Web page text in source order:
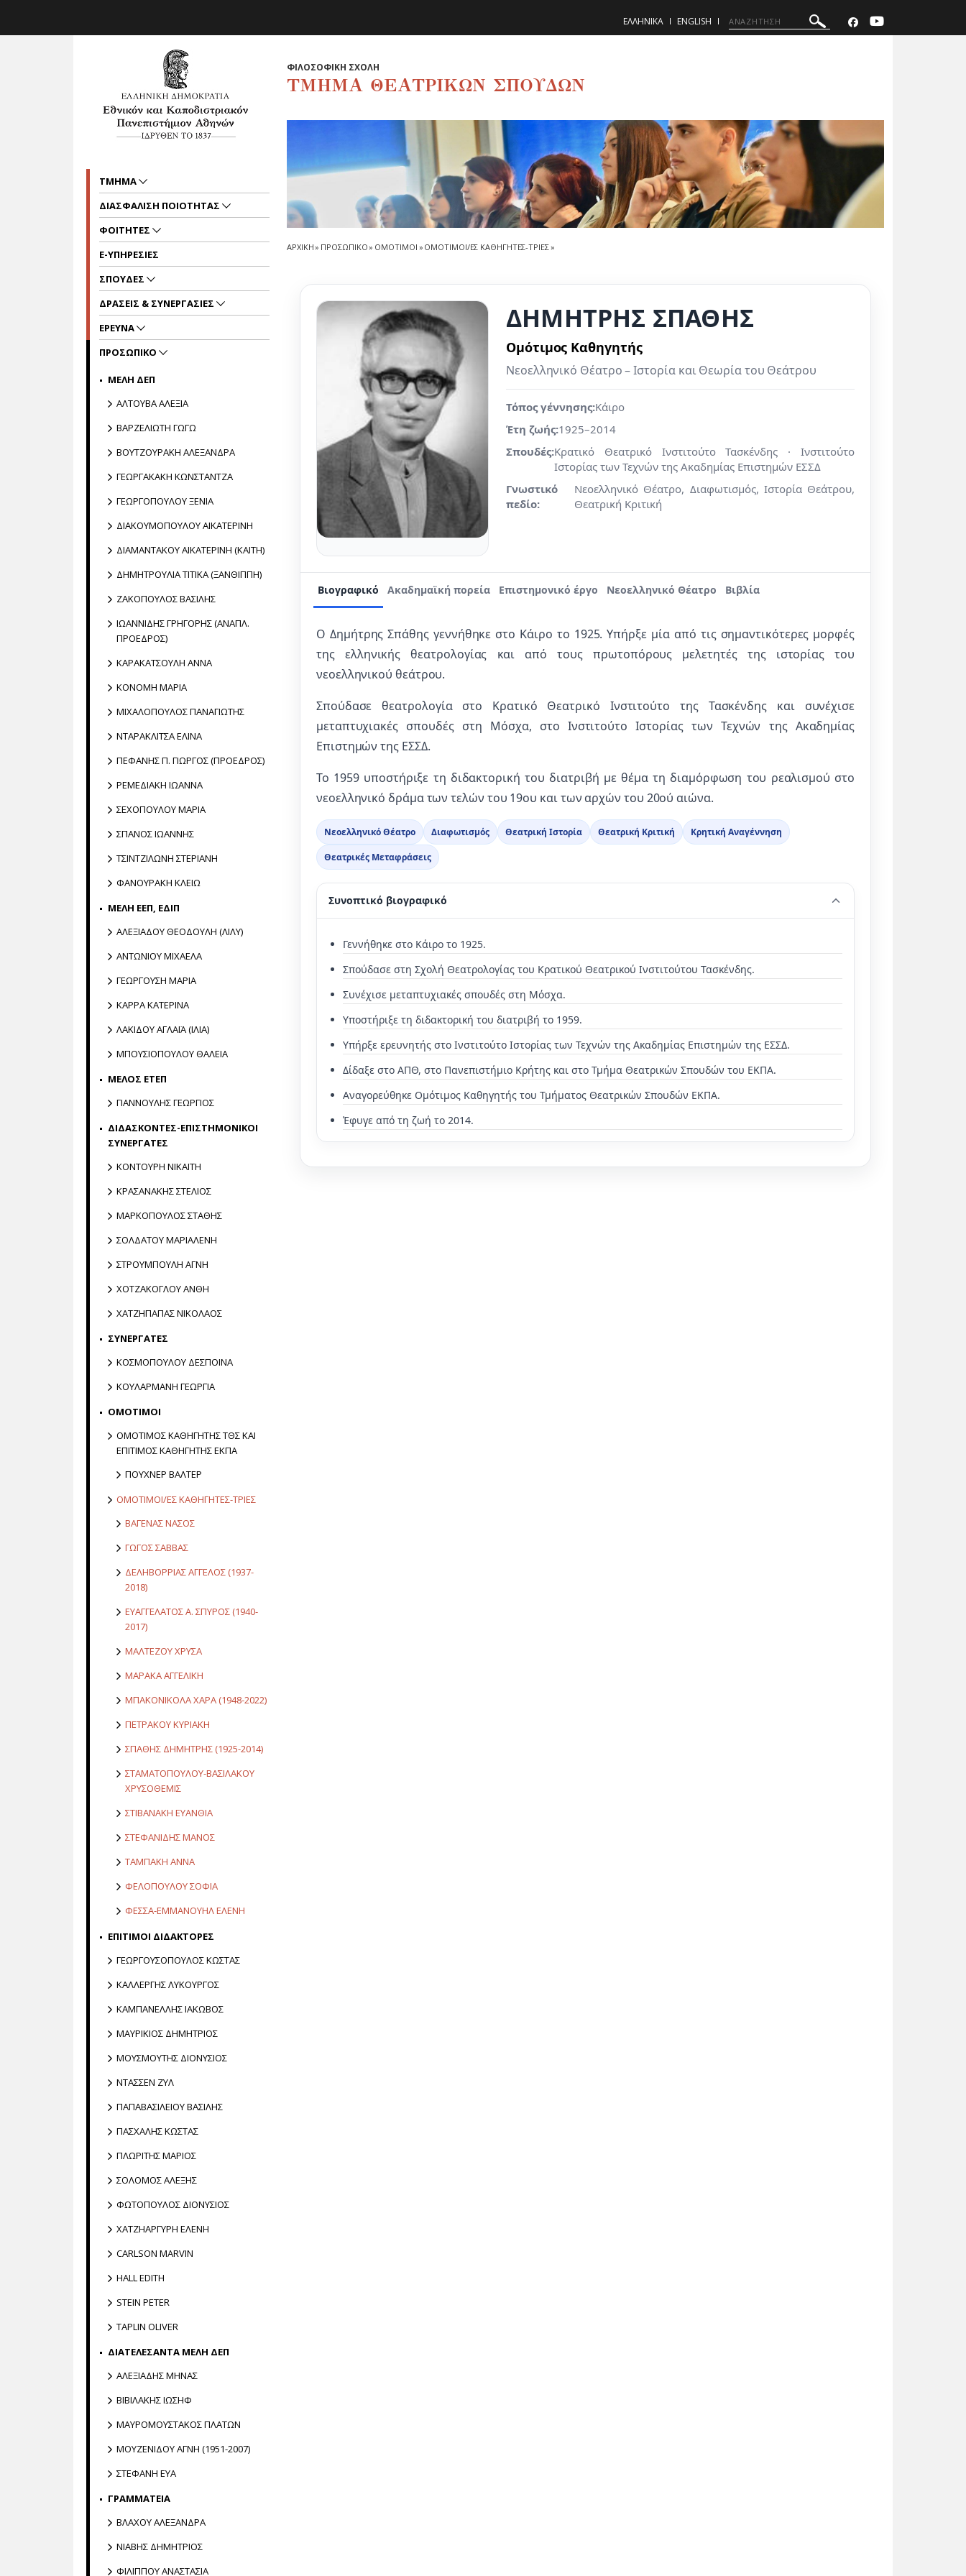
ΕΛΛΗΝΙΚΑ ENGLISH
ΦΙΛΟΣΟΦΙΚΗ ΣΧΟΛΗ
ΤΜΗΜΑ ΘΕΑΤΡΙΚΩΝ ΣΠΟΥΔΩΝ
ΑΡΧΙΚΗ» ΠΡΟΣΩΠΙΚΟ» ΟΜΟΤΙΜΟΙ » ΟΜΟΤΙΜΟΙ/ΕΣ ΚΑΘΗΓΗΤΕΣ-ΤΡΙΕΣ»
ΔΗΜΗΤΡΗΣ ΣΠΑΘΗΣ
Ομότιμος Καθηγητής
Νεοελληνικό Θέατρο – Ιστορία και Θεωρία του Θεάτρου
Τόπος γέννησης:Κάιρο
Έτη ζωής:1925–2014
Σπουδές:Κρατικό Θεατρικό Ινστιτούτο Τασκένδης · Ινστιτούτο
Ιστορίας των Τεχνών της Ακαδημίας Επιστημών ΕΣΣΔ
Γνωστικό
πεδίο:
Νεοελληνικό Θέατρο, Διαφωτισμός, Ιστορία Θεάτρου,
Θεατρική Κριτική
Βιογραφικό Ακαδημαϊκή πορεία Επιστημονικό έργο Νεοελληνικό Θέατρο Βιβλία
Ο Δημήτρης Σπάθης γεννήθηκε στο Κάιρο το 1925. Υπήρξε μία από τις σημαντικότερες μορφές
της ελληνικής θεατρολογίας και από τους πρωτοπόρους μελετητές της ιστορίας του
νεοελληνικού θεάτρου.
Σπούδασε θεατρολογία στο Κρατικό Θεατρικό Ινστιτούτο της Τασκένδης και συνέχισε
μεταπτυχιακές σπουδές στη Μόσχα, στο Ινστιτούτο Ιστορίας των Τεχνών της Ακαδημίας
Επιστημών της ΕΣΣΔ.
Το 1959 υποστήριξε τη διδακτορική του διατριβή με θέμα τη διαμόρφωση του ρεαλισμού στο
νεοελληνικό δράμα των τελών του 19ου και των αρχών του 20ού αιώνα.
Νεοελληνικό Θέατρο Διαφωτισμός Θεατρική Ιστορία Θεατρική Κριτική Κρητική Αναγέννηση
Θεατρικές Μεταφράσεις
Συνοπτικό βιογραφικό
Γεννήθηκε στο Κάιρο το 1925.
Σπούδασε στη Σχολή Θεατρολογίας του Κρατικού Θεατρικού Ινστιτούτου Τασκένδης.
Συνέχισε μεταπτυχιακές σπουδές στη Μόσχα.
Υποστήριξε τη διδακτορική του διατριβή το 1959.
Υπήρξε ερευνητής στο Ινστιτούτο Ιστορίας των Τεχνών της Ακαδημίας Επιστημών της ΕΣΣΔ.
Δίδαξε στο ΑΠΘ, στο Πανεπιστήμιο Κρήτης και στο Τμήμα Θεατρικών Σπουδών του ΕΚΠΑ.
Αναγορεύθηκε Ομότιμος Καθηγητής του Τμήματος Θεατρικών Σπουδών ΕΚΠΑ.
Έφυγε από τη ζωή το 2014.
ΤΜΗΜΑ
ΔΙΑΣΦΑΛΙΣΗ ΠΟΙΟΤΗΤΑΣ
ΦΟΙΤΗΤΕΣ
E-ΥΠΗΡΕΣΙΕΣ
ΣΠΟΥΔΕΣ
ΔΡΑΣΕΙΣ & ΣΥΝΕΡΓΑΣΙΕΣ
ΕΡΕΥΝΑ
ΠΡΟΣΩΠΙΚΟ
MΕΛΗ ΔΕΠ
ΑΛΤΟΥΒΑ ΑΛΕΞΙΑ
ΒΑΡΖΕΛΙΩΤΗ ΓΩΓΩ
ΒΟΥΤΖΟΥΡΑΚΗ ΑΛΕΞΑΝΔΡΑ
ΓΕΩΡΓΑΚΑΚΗ ΚΩΝΣΤΑΝΤΖΑ
ΓΕΩΡΓΟΠΟΥΛΟΥ ΞΕΝΙΑ
ΔΙΑΚΟΥΜΟΠΟΥΛΟΥ ΑΙΚΑΤΕΡΙΝΗ
ΔΙΑΜΑΝΤΑΚΟΥ ΑΙΚΑΤΕΡΙΝΗ (ΚΑΙΤΗ)
ΔΗΜΗΤΡΟΥΛΙΑ ΤΙΤΙΚΑ (ΞΑΝΘΙΠΠΗ)
ΖΑΚΟΠΟΥΛΟΣ ΒΑΣΙΛΗΣ
ΙΩΑΝΝΙΔΗΣ ΓΡΗΓΟΡΗΣ (ΑΝΑΠΛ.
ΠΡΟΕΔΡΟΣ)
ΚΑΡΑΚΑΤΣΟΥΛΗ ΑΝΝΑ
ΚΟΝΟΜΗ ΜΑΡΙΑ
ΜΙΧΑΛΟΠΟΥΛΟΣ ΠΑΝΑΓΙΩΤΗΣ
ΝΤΑΡΑΚΛΙΤΣΑ ΕΛΙΝΑ
ΠΕΦΑΝΗΣ Π. ΓΙΩΡΓΟΣ (ΠΡΟΕΔΡΟΣ)
ΡΕΜΕΔΙΑΚΗ ΙΩΑΝΝΑ
ΣΕΧΟΠΟΥΛΟΥ ΜΑΡΙΑ
ΣΠΑΝΟΣ ΙΩΑΝΝΗΣ
ΤΣΙΝΤΖΙΛΩΝΗ ΣΤΕΡΙΑΝΗ
ΦΑΝΟΥΡΑΚΗ ΚΛΕΙΩ
ΜΕΛΗ ΕΕΠ, ΕΔΙΠ
ΑΛΕΞΙΑΔΟΥ ΘΕΟΔΟΥΛΗ (ΛΙΛΥ)
ΑΝΤΩΝΙΟΥ ΜΙΧΑΕΛΑ
ΓΕΩΡΓΟΥΣΗ ΜΑΡΙΑ
ΚΑΡΡΑ ΚΑΤΕΡΙΝΑ
ΛΑΚΙΔΟΥ ΑΓΛΑΪΑ (ΙΛΙΑ)
ΜΠΟΥΣΙΟΠΟΥΛΟΥ ΘΑΛΕΙΑ
ΜΕΛΟΣ ΕΤΕΠ
ΓΙΑΝΝΟΥΛΗΣ ΓΕΩΡΓΙΟΣ
ΔΙΔΑΣΚΟΝΤΕΣ-ΕΠΙΣΤΗΜΟΝΙΚΟΙ
ΣΥΝΕΡΓΑΤΕΣ
ΚΟΝΤΟΥΡΗ ΝΙΚΑΙΤΗ
ΚΡΑΣΑΝΑΚΗΣ ΣΤΕΛΙΟΣ
ΜΑΡΚΟΠΟΥΛΟΣ ΣΤΑΘΗΣ
ΣΟΛΔΑΤΟΥ ΜΑΡΙΑΛΕΝΗ
ΣΤΡΟΥΜΠΟΥΛΗ ΑΓΝΗ
ΧΟΤΖΑΚΟΓΛΟΥ ΑΝΘΗ
ΧΑΤΖΗΠΑΠΑΣ ΝΙΚΟΛΑΟΣ
ΣΥΝΕΡΓΑΤΕΣ
ΚΟΣΜΟΠΟΥΛΟΥ ΔΕΣΠΟΙΝΑ
ΚΟΥΛΑΡΜΑΝΗ ΓΕΩΡΓΙΑ
ΟΜΟΤΙΜΟΙ
ΟΜΟΤΙΜΟΣ ΚΑΘΗΓΗΤΗΣ ΤΘΣ ΚΑΙ
ΕΠΙΤΙΜΟΣ ΚΑΘΗΓΗΤΗΣ ΕΚΠΑ
ΠΟΥΧΝΕΡ ΒΑΛΤΕΡ
ΟΜΟΤΙΜΟΙ/ΕΣ ΚΑΘΗΓΗΤΕΣ-ΤΡΙΕΣ
ΒΑΓΕΝΑΣ ΝΑΣΟΣ
ΓΩΓΟΣ ΣΑΒΒΑΣ
ΔΕΛΗΒΟΡΡΙΑΣ ΑΓΓΕΛΟΣ (1937-
2018)
ΕΥΑΓΓΕΛΑΤΟΣ Α. ΣΠΥΡΟΣ (1940-
2017)
ΜΑΛΤΕΖΟΥ ΧΡΥΣΑ
ΜΑΡΑΚΑ ΑΓΓΕΛΙΚΗ
ΜΠΑΚΟΝΙΚΟΛΑ ΧΑΡΑ (1948-2022)
ΠΕΤΡΑΚΟΥ ΚΥΡΙΑΚΗ
ΣΠΑΘΗΣ ΔΗΜΗΤΡΗΣ (1925-2014)
ΣΤΑΜΑΤΟΠΟΥΛΟΥ-ΒΑΣΙΛΑΚΟΥ
ΧΡΥΣΟΘΕΜΙΣ
ΣΤΙΒΑΝΑΚΗ ΕΥΑΝΘΙΑ
ΣΤΕΦΑΝΙΔΗΣ ΜΑΝΟΣ
ΤΑΜΠΑΚΗ ΑΝΝΑ
ΦΕΛΟΠΟΥΛΟΥ ΣΟΦΙΑ
ΦΕΣΣΑ-ΕΜΜΑΝΟΥΗΛ ΕΛΕΝΗ
ΕΠΙΤΙΜΟΙ ΔΙΔΑΚΤΟΡΕΣ
ΓΕΩΡΓΟΥΣΟΠΟΥΛΟΣ ΚΩΣΤΑΣ
ΚΑΛΛΕΡΓΗΣ ΛΥΚΟΥΡΓΟΣ
ΚΑΜΠΑΝΕΛΛΗΣ ΙΑΚΩΒΟΣ
ΜΑΥΡΙΚΙΟΣ ΔΗΜΗΤΡΙΟΣ
ΜΟΥΣΜΟΥΤΗΣ ΔΙΟΝΥΣΙΟΣ
ΝΤΑΣΣΕΝ ΖΥΛ
ΠΑΠΑΒΑΣΙΛΕΙΟΥ ΒΑΣΙΛΗΣ
ΠΑΣΧΑΛΗΣ ΚΩΣΤΑΣ
ΠΛΩΡΙΤΗΣ ΜΑΡΙΟΣ
ΣΟΛΟΜΟΣ ΑΛΕΞΗΣ
ΦΩΤΟΠΟΥΛΟΣ ΔΙΟΝΥΣΙΟΣ
ΧΑΤΖΗΑΡΓΥΡΗ ΕΛΕΝΗ
CARLSON MARVIN
HALL EDITH
STEIN PETER
TAPLIN OLIVER
ΔΙΑΤΕΛΕΣΑΝΤΑ ΜΕΛΗ ΔΕΠ
ΑΛΕΞΙΑΔΗΣ ΜΗΝΑΣ
ΒΙΒΙΛΑΚΗΣ ΙΩΣΗΦ
ΜΑΥΡΟΜΟΥΣΤΑΚΟΣ ΠΛΑΤΩΝ
ΜΟΥΖΕΝΙΔΟΥ ΑΓΝΗ (1951-2007)
ΣΤΕΦΑΝΗ ΕΥΑ
ΓΡΑΜΜΑΤΕΙΑ
ΒΛΑΧΟΥ ΑΛΕΞΑΝΔΡΑ
ΝΙΑΒΗΣ ΔΗΜΗΤΡΙΟΣ
ΦΙΛΙΠΠΟΥ ΑΝΑΣΤΑΣΙΑ